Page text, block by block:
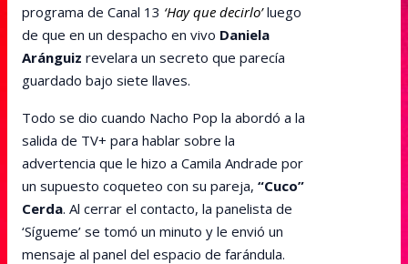
programa de Canal 13 ‘Hay que decirlo’luego
de que en un despacho en vivo Daniela
Aránguiz revelara un secreto que parecía
guardado bajo siete llaves.
Todo se dio cuando Nacho Pop la abordó a la
salida de TV+ para hablar sobre la
advertencia que le hizo a Camila Andrade por
un supuesto coqueteo con su pareja, “Cuco”
Cerda. Al cerrar el contacto, la panelista de
‘Sígueme’ se tomó un minuto y le envió un
mensaje al panel del espacio de farándula.